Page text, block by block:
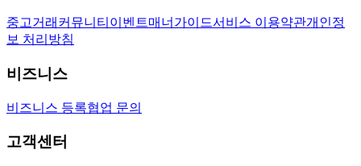
중고거래 커뮤니티 이벤트매너가이드서비스 이용약관개인정
보 처리방침
비즈니스
비즈니스 등록협업 문의
고객센터